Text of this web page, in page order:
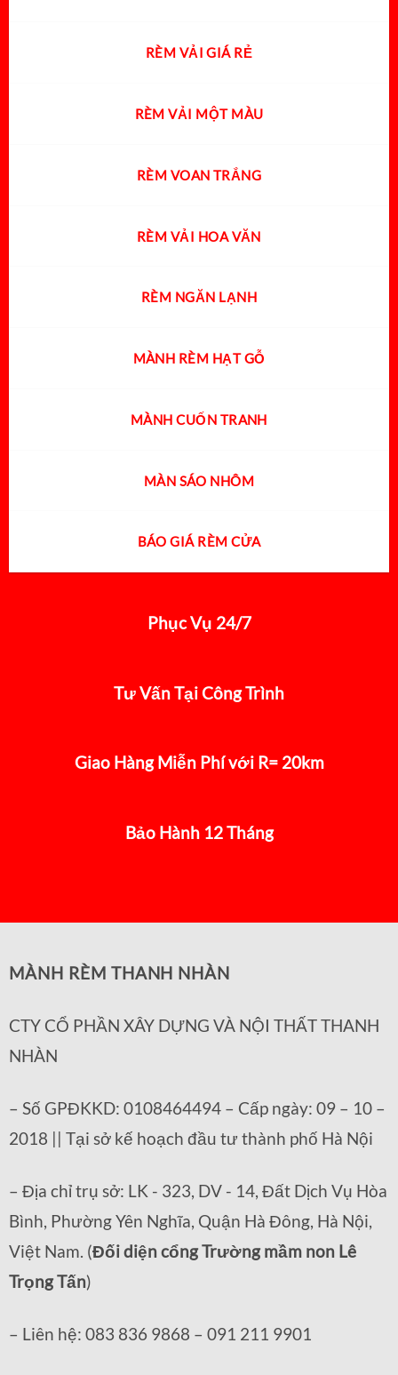
RÈM VẢI GIÁ RẺ
RÈM VẢI MỘT MÀU
RÈM VOAN TRẮNG
RÈM VẢI HOA VĂN
RÈM NGĂN LẠNH
MÀNH RÈM HẠT GỖ
MÀNH CUỐN TRANH
MÀN SÁO NHÔM
BÁO GIÁ RÈM CỬA
Phục Vụ 24/7
Tư Vấn Tại Công Trình
Giao Hàng Miễn Phí với R= 20km
Bảo Hành 12 Tháng
MÀNH RÈM THANH NHÀN
CTY CỔ PHẦN XÂY DỰNG VÀ NỘI THẤT THANH
NHÀN
– Số GPĐKKD: 0108464494 – Cấp ngày: 09 – 10 –
2018 || Tại sở kế hoạch đầu tư thành phố Hà Nội
– Địa chỉ trụ sở: LK - 323, DV - 14, Đất Dịch Vụ Hòa
Bình, Phường Yên Nghĩa, Quận Hà Đông, Hà Nội,
Việt Nam. (Đối diện cổng Trường mầm non Lê
Trọng Tấn)
– Liên hệ: 083 836 9868 – 091 211 9901